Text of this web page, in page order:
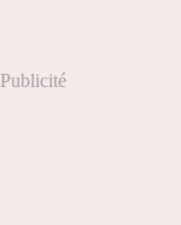
Publicité